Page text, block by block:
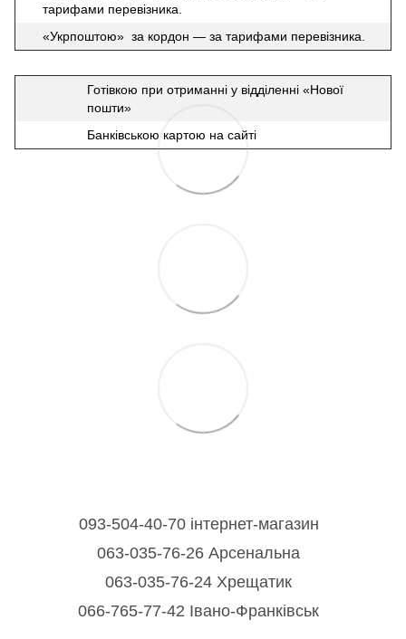
тарифами перевізника.
«Укрпоштою» за кордон — за тарифами перевізника.
Готівкою при отриманні у відділенні «Нової
пошти»
Банківською картою на сайті
093-504-40-70 інтернет-магазин
063-035-76-26 Арсенальна
063-035-76-24 Хрещатик
066-765-77-42 Івано-Франківськ